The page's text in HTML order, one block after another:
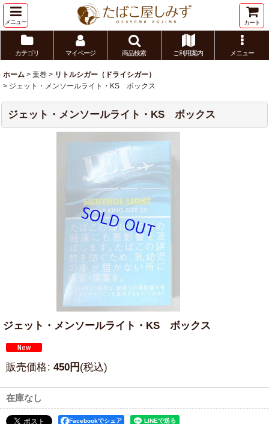
メニュー カート
カテゴリ マイページ 商品検索 ご利用案内 メニュー
ホーム > 葉巻 > リトルシガー（ドライシガー）
> ジェット・メンソールライト・KS ボックス
ジェット・メンソールライト・KS ボックス
ジェット・メンソールライト・KS ボックス
販売価格: 450円 (税込)
在庫なし
Facebookでシェア